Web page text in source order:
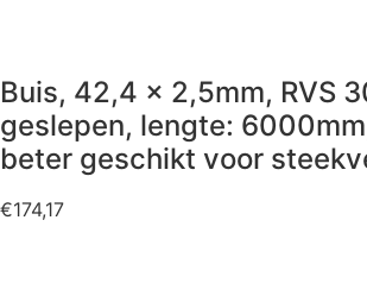
Buis, 42,4 x 2,5mm, RVS
geslepen, lengte:
beter geschikt voor
€174,17